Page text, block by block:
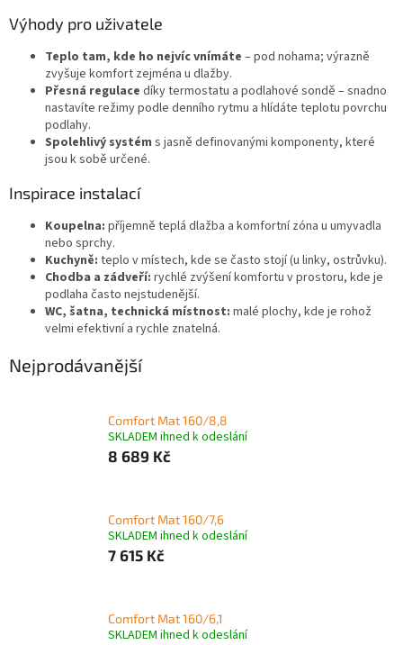
Výhody pro uživatele
Teplo tam, kde ho nejvíc vnímáte – pod nohama; výrazně
zvyšuje komfort zejména u dlažby.
Přesná regulace díky termostatu a podlahové sondě – snadno
nastavíte režimy podle denního rytmu a hlídáte teplotu povrchu
podlahy.
Spolehlivý systém s jasně definovanými komponenty, které
jsou k sobě určené.
Inspirace instalací
Koupelna: příjemně teplá dlažba a komfortní zóna u umyvadla
nebo sprchy.
Kuchyně: teplo v místech, kde se často stojí (u linky, ostrůvku).
Chodba a zádveří: rychlé zvýšení komfortu v prostoru, kde je
podlaha často nejstudenější.
WC, šatna, technická místnost: malé plochy, kde je rohož
velmi efektivní a rychle znatelná.
Nejprodávanější
Comfort Mat 160/8,8
SKLADEM ihned k odeslání
8 689 Kč
Comfort Mat 160/7,6
SKLADEM ihned k odeslání
7 615 Kč
Comfort Mat 160/6,1
SKLADEM ihned k odeslání